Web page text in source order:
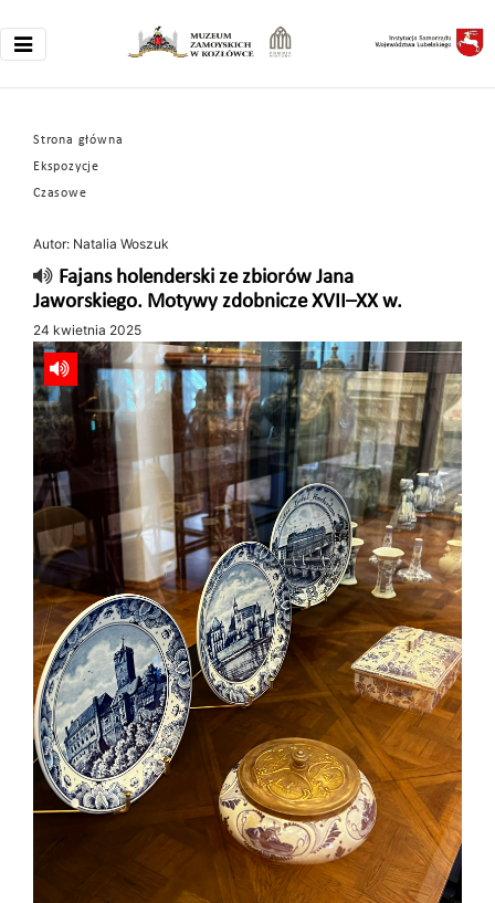
Strona główna
Ekspozycje
Czasowe
Autor: Natalia Woszuk
Fajans holenderski ze zbiorów Jana
Jaworskiego. Motywy zdobnicze XVII–XX w.
24 kwietnia 2025